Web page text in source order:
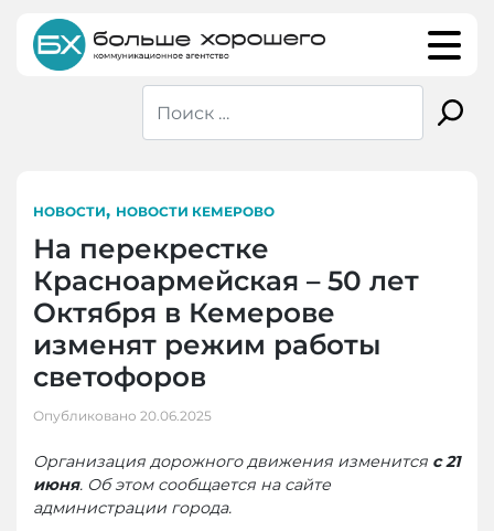
content
НОВОСТИ, НОВОСТИ КЕМЕРОВО
На перекрестке
Красноармейская – 50 лет
Октября в Кемерове
изменят режим работы
светофоров
Опубликовано 20.06.2025
Организация дорожного движения изменится с 21
июня. Об этом сообщается на сайте
администрации города.